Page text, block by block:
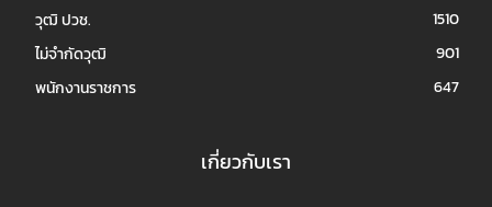
วุฒิ ปวช.
1510
ไม่จำกัดวุฒิ
901
พนักงานราชการ
647
เกี่ยวกับเรา